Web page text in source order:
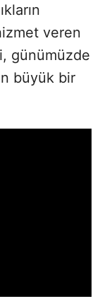
veren
günümüzde
büyük bir